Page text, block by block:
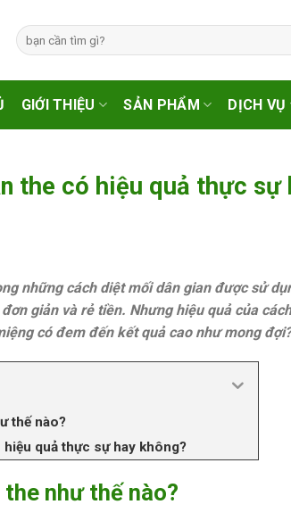
Tìm
kiếm:
GIỚI THIỆU SẢN PHẨM DỊCH VỤ
the có hiệu quả thực sự
những cách diệt mối dân gian được sử
giản và rẻ tiền. Nhưng hiệu quả của
có đem đến kết quả cao như mong đợi?
thế nào?
quả thực sự hay không?
như thế nào?